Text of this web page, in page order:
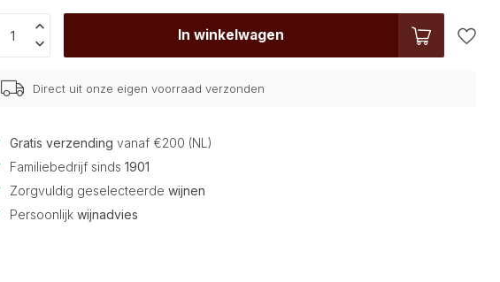
In winkelwagen
Direct uit onze eigen voorraad verzonden
Gratis verzending vanaf €200 (NL)
Familiebedrijf sinds1901
Zorgvuldig geselecteerdewijnen
Persoonlijkwijnadvies